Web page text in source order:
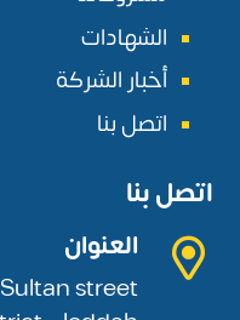
الشهادات
أخبار الشركة
اتصل بنا
اتصل بنا
العنوان
street ,